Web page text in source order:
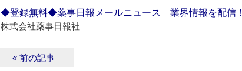
◆登録無料◆薬事日報メールニュース 業界情報を配信！
株式会社薬事日報社
« 前の記事